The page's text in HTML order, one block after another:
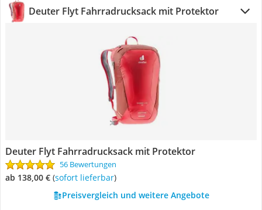
Deuter Flyt Fahrradrucksack mit Protektor
Deuter Flyt Fahrradrucksack mit Protektor
56 Bewertungen
ab 138,00 € ( Sofort lieferbar)
Preisvergleich und weitere Angebote